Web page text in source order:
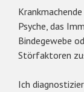
Psyche, das
Bindegewebe
Störfaktoren
Ich